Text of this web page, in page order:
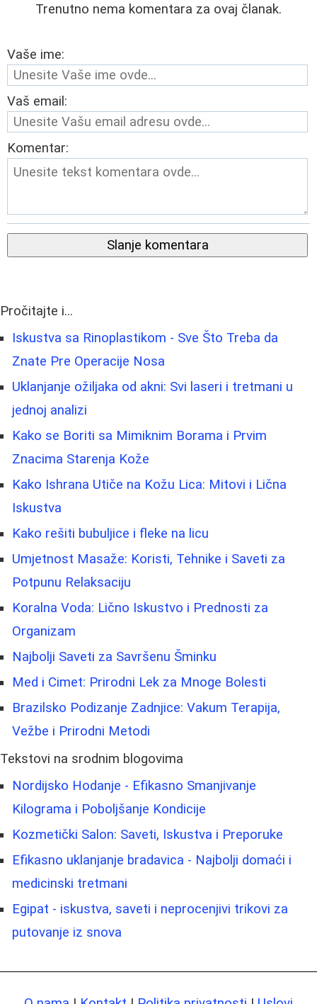
Trenutno nema komentara za ovaj članak.
Vaše ime:
Vaš email:
Komentar:
Slanje komentara
Pročitajte i...
Iskustva sa Rinoplastikom - Sve Što Treba da
Znate Pre Operacije Nosa
Uklanjanje ožiljaka od akni: Svi laseri i tretmani u
jednoj analizi
Kako se Boriti sa Mimiknim Borama i Prvim
Znacima Starenja Kože
Kako Ishrana Utiče na Kožu Lica: Mitovi i Lična
Iskustva
Kako rešiti bubuljice i fleke na licu
Umjetnost Masaže: Koristi, Tehnike i Saveti za
Potpunu Relaksaciju
Koralna Voda: Lično Iskustvo i Prednosti za
Organizam
Najbolji Saveti za Savršenu Šminku
Med i Cimet: Prirodni Lek za Mnoge Bolesti
Brazilsko Podizanje Zadnjice: Vakum Terapija,
Vežbe i Prirodni Metodi
Tekstovi na srodnim blogovima
Nordijsko Hodanje - Efikasno Smanjivanje
Kilograma i Poboljšanje Kondicije
Kozmetički Salon: Saveti, Iskustva i Preporuke
Efikasno uklanjanje bradavica - Najbolji domaći i
medicinski tretmani
Egipat - iskustva, saveti i neprocenjivi trikovi za
putovanje iz snova